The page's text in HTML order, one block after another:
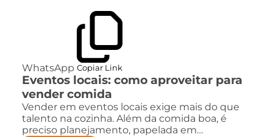
WhatsApp Copiar Link
Eventos locais: como aproveitar para
vender comida
Vender em eventos locais exige mais do que
talento na cozinha. Além da comida boa, é
preciso planejamento, papelada em…